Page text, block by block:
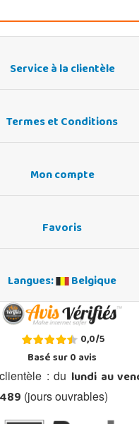
Service à la clientèle
Termes et Conditions
Mon compte
Favoris
Langues: Belgique
0,0/5
Basé sur0avis
: du lundi au
(jours ouvrables)